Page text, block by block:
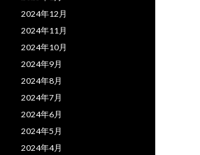
2024年12月
2024年11月
2024年10月
2024年9月
2024年8月
2024年7月
2024年6月
2024年5月
2024年4月